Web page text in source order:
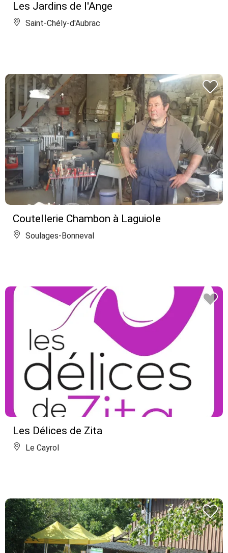
Les Jardins de l'Ange
Saint-Chély-d'Aubrac
Coutellerie Chambon à Laguiole
Soulages-Bonneval
Les Délices de Zita
Le Cayrol